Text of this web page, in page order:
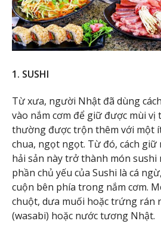
1. SUSHI
Từ xưa, người Nhật đã dùng
vào nắm cơm để giữ được mùi vị
thường được trộn thêm với một
chua, ngọt ngọt. Từ đó, cách giữ
hải sản này trở thành món sushi
phần chủ yếu của Sushi là cá
cuộn bên phía trong nắm cơm.
chuột, dưa muối hoặc trứng rán
(wasabi) hoặc nước tương Nhật.